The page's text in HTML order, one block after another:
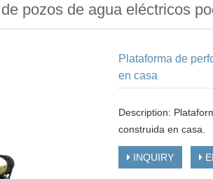
pozos de agua eléctricos
Plataforma de
en casa
Description:
construida en casa.
INQUIRY